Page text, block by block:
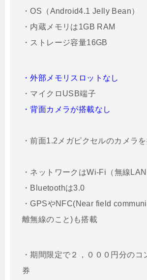
・OS（Android4.1 Jelly Bean）
・内蔵メモリは1GB RAM
・ストレージ容量16GB
・外部メモリスロットなし
・マイクロUSB端子
・背面カメラが搭載なし
・前面1.2メガピクセルのカメラ
・ネットワークはWi-Fi（無線
・Bluetoothは3.0
・GPSやNFC(Near field
離無線のこと)も搭載
・期間限定で２，０００円分のコ
券